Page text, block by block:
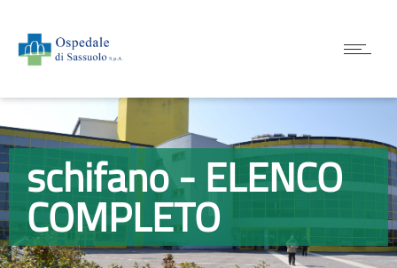
schifano - ELENCO
COMPLETO